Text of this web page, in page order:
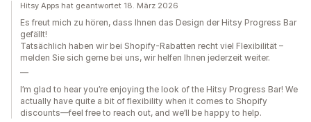
Hitsy Apps hat geantwortet 18. März 2026
Es freut mich zu hören, dass Ihnen das Design der Hitsy Progress Bar
gefällt!
Tatsächlich haben wir bei Shopify-Rabatten recht viel Flexibilität –
melden Sie sich gerne bei uns, wir helfen Ihnen jederzeit weiter.
I’m glad to hear you’re enjoying the look of the Hitsy Progress Bar! We
actually have quite a bit of flexibility when it comes to Shopify
discounts—feel free to reach out, and we’ll be happy to help.